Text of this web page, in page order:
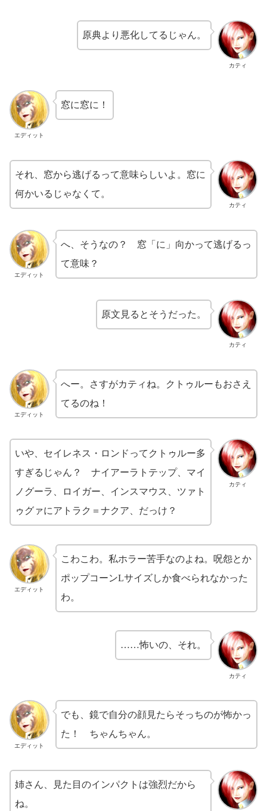
カティ
原典より悪化してるじゃん。
エディット
窓に窓に！
カティ
それ、窓から逃げるって意味らしいよ。窓に
何かいるじゃなくて。
エディット
へ、そうなの？ 窓「に」向かって逃げるっ
て意味？
カティ
原文見るとそうだった。
エディット
へー。さすがカティね。クトゥルーもおさえ
てるのね！
カティ
いや、セイレネス・ロンドってクトゥルー多
すぎるじゃん？ ナイアーラトテップ、マイ
ノグーラ、ロイガー、インスマウス、ツァト
ゥグァにアトラク＝ナクア、だっけ？
エディット
こわこわ。私ホラー苦手なのよね。呪怨とか
ポップコーンLサイズしか食べられなかった
わ。
カティ
……怖いの、それ。
エディット
でも、鏡で自分の顔見たらそっちのが怖かっ
た！ ちゃんちゃん。
姉さん、見た目のインパクトは強烈だから
ね。